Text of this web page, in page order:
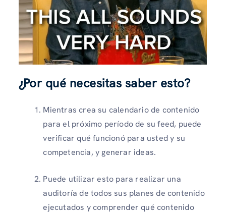
¿Por qué necesitas saber esto?
Mientras crea su calendario de contenido
para el próximo período de su feed, puede
verificar qué funcionó para usted y su
competencia, y generar ideas.
Puede utilizar esto para realizar una
auditoría de todos sus planes de contenido
ejecutados y comprender qué contenido